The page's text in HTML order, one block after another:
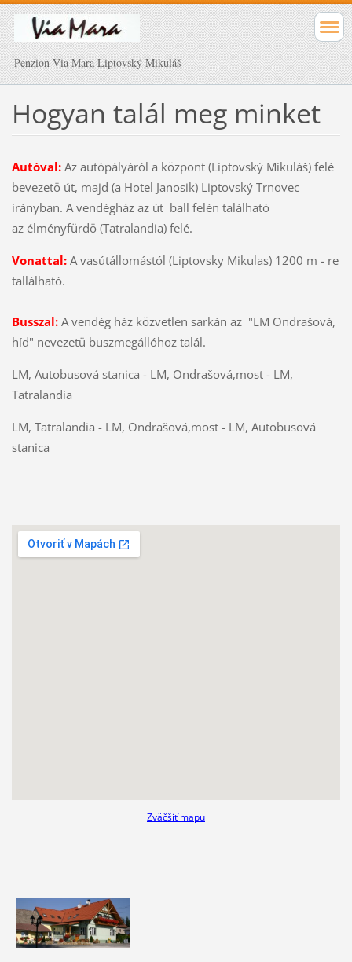
Penzion Via Mara Liptovský Mikuláš
Hogyan talál meg minket
Autóval:Az autópályáról a központ (Liptovský Mikuláš) felé
bevezetö út, majd (a Hotel Janosik) Liptovský Trnovec
irányban. A vendégház az út ball felén található
az élményfürdö (Tatralandia) felé.
Vonattal:A vasútállomástól (Liptovsky Mikulas) 1200 m - re
tallálható.
Busszal:A vendég ház közvetlen sarkán az "LM Ondrašová,
híd" nevezetü buszmegállóhoz talál.
LM, Autobusová stanica - LM, Ondrašová,most - LM,
Tatralandia
LM, Tatralandia - LM, Ondrašová,most - LM, Autobusová
stanica
Zväčšiť mapu